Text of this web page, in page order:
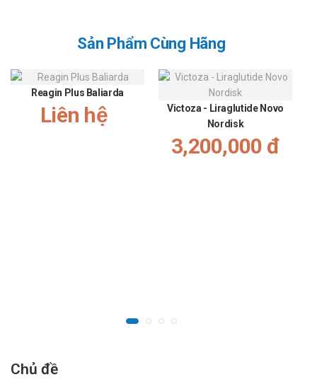
Để hỗ trợ chức năng thận và tăng cường hiệu quả của
phẩm giàu chất xơ như rau xanh, trái cây tươi và ngũ cốc
nguyên hạt. Hạn chế tiêu thụ thực phẩm chứa nhiều muối,
đường và chất béo bão hòa để giảm gánh nặng cho thận.
rượu bia, thuốc lá để duy trì sức khỏe thận tốt nhất.
Sản Phẩm Cùng Hãng
Reagin Plus Baliarda
Liên hệ
Victoza - Liraglutide Novo
Nordisk
3,200,000 đ
Chủ đề